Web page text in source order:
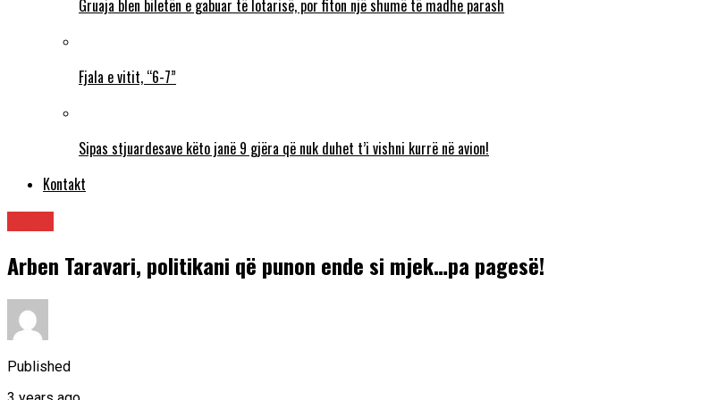
Gruaja blen biletën e gabuar të lotarisë, por fiton një shumë të madhe parash
Fjala e vitit, “6-7”
Sipas stjuardesave këto janë 9 gjëra që nuk duhet t’i vishni kurrë në avion!
Kontakt
Arben Taravari, politikani që punon ende si mjek…pa pagesë!
Published